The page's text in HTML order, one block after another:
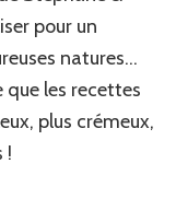
pour un
natures…
que les recettes
plus crémeux,
!